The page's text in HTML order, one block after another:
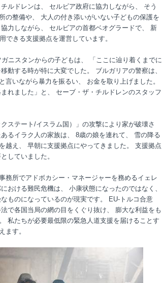
ルドレンは、 セルビア政府に協力しながら、 そう
の整備や、 大人の付き添いがいない子どもの保護を
力しながら、 セルビアの首都ベオグラードで、 新
できる支援拠点を運営しています。
ニスタンからの子どもは、 「ここに辿り着くまでに
動する時が特に大変でした。 ブルガリアの警察は、
言いながら暴力を振るい、 お金を取り上げました。
れました」と、 セーブ・ザ・チルドレンのスタッフ
ステート/イスラム国）」の攻撃により家が破壊さ
るイラク人の家族は、 8歳の娘を連れて、 雪の降る
越え、 早朝に支援拠点にやってきました。 支援拠点
していました。
務所でアドボカシー・マネージャーを務めるイェレ
おける難民危機は、 小康状態になったのではなく、
ものになっているのが現実です。 EU-トルコ合意
で各国当局の網の目をくぐり抜け、 膨大な利益をも
私たちが必要最低限の緊急人道支援を届けることす
ます。